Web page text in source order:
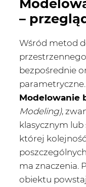
–
Wśród metod
bezpośrednie
parametryczne.
Modelowanie
Modeling),
klasycznym
której
ma znaczenia.
obiektu